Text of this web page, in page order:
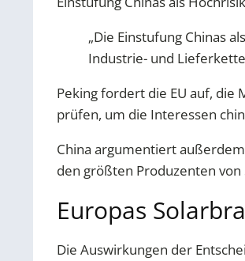
„Die Einstufung Chinas
Industrie- und
Peking fordert die EU auf, die
prüfen, um die Interessen
China argumentiert
den größten Produzenten
Europas
Die Auswirkungen der